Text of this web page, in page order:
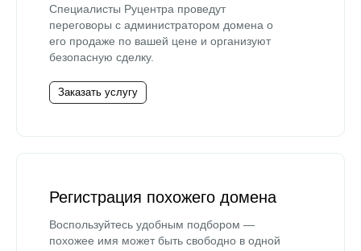
Специалисты Руцентра проведут
переговоры с администратором домена о
его продаже по вашей цене и организуют
безопасную сделку.
Заказать услугу
Регистрация похожего домена
Воспользуйтесь удобным подбором —
похожее имя может быть свободно в одной